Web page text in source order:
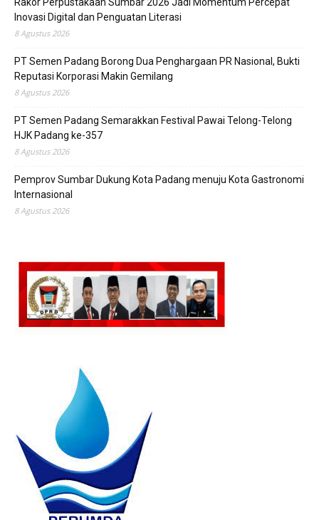
Inovasi Digital dan Penguatan Literasi
8 Agustus 2026
PT Semen Padang Borong Dua Penghargaan PR Nasional, Bukti
Reputasi Korporasi Makin Gemilang
8 Agustus 2026
PT Semen Padang Semarakkan Festival Pawai Telong-Telong
HJK Padang ke-357
8 Agustus 2026
Pemprov Sumbar Dukung Kota Padang menuju Kota Gastronomi
Internasional
8 Agustus 2026